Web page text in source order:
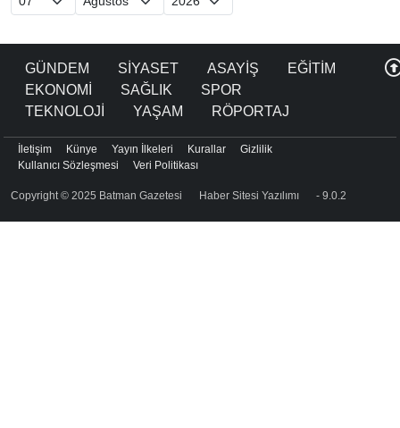
GÜNDEM SİYASET ASAYİŞ
EĞİTİM
EKONOMİ
SAĞLIK
SPOR
TEKNOLOJİ
YAŞAM RÖPORTAJ
Copyright © 2025 Batman Gazetesi Haber Sitesi Yazılımı - 9.0.2
İletişim Künye Yayın İlkeleri Kurallar
Gizlilik
Kullanıcı Sözleşmesi
Veri Politikası